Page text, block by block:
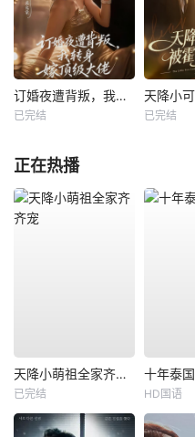
订婚夜遭背叛，我转身嫁顶级大佬
已完结 已完结
正在热播
天降小萌祖全家齐齐宠
已完结
十年泰国
HD国语